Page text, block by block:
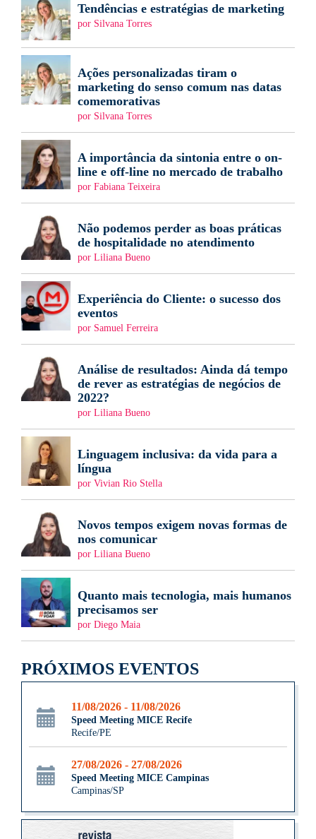
Tendências e estratégias de marketing
por Silvana Torres
Ações personalizadas tiram o
marketing do senso comum nas datas
comemorativas
por Silvana Torres
A importância da sintonia entre o on-
line e off-line no mercado de trabalho
por Fabiana Teixeira
Não podemos perder as boas práticas
de hospitalidade no atendimento
por Liliana Bueno
Experiência do Cliente: o sucesso dos
eventos
por Samuel Ferreira
Análise de resultados: Ainda dá tempo
de rever as estratégias de negócios de
2022?
por Liliana Bueno
Linguagem inclusiva: da vida para a
língua
por Vivian Rio Stella
Novos tempos exigem novas formas de
nos comunicar
por Liliana Bueno
Quanto mais tecnologia, mais humanos
precisamos ser
por Diego Maia
PRÓXIMOS EVENTOS
11/08/2026 - 11/08/2026
Speed Meeting MICE Recife
Recife/PE
27/08/2026 - 27/08/2026
Speed Meeting MICE Campinas
Campinas/SP